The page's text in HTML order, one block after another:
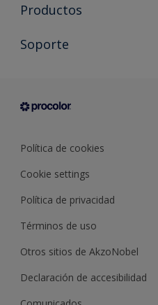
Productos
Todos los productos
Condiciones generales de venta
Soporte
Sobre Procolor
Política de cookies
Cookie settings
Política de privacidad
Términos de uso
Otros sitios de AkzoNobel
Declaración de accesibilidad